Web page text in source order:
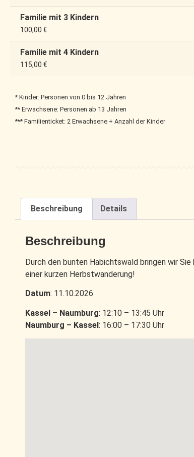
Familie mit 3 Kindern
100,00 €
Familie mit 4 Kindern
115,00 €
* Kinder: Personen von 0 bis 12 Jahren
** Erwachsene: Personen ab 13 Jahren
*** Familienticket: 2 Erwachsene + Anzahl der Kinder
Beschreibung Details
Beschreibung
Durch den bunten Habichtswald bringen wir
einer kurzen Herbstwanderung!
Datum: 11.10.2026
Kassel – Naumburg: 12:10 – 13:45 Uhr
Naumburg – Kassel: 16:00 – 17:30 Uhr